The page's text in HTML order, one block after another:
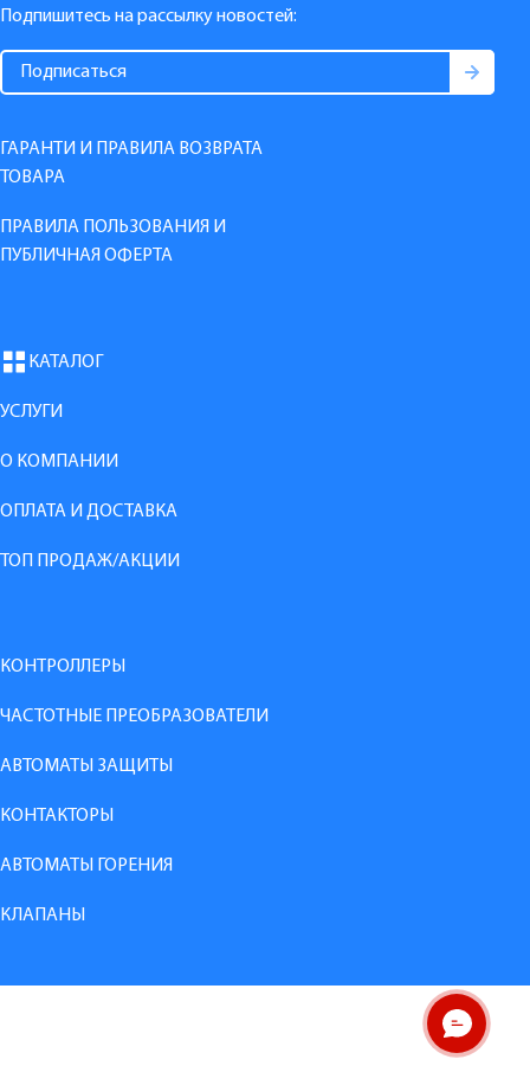
Подпишитесь на рассылку новостей:
ГАРАНТИ И ПРАВИЛА ВОЗВРАТА
ТОВАРА
ПРАВИЛА ПОЛЬЗОВАНИЯ И
ПУБЛИЧНАЯ ОФЕРТА
КАТАЛОГ
УСЛУГИ
О КОМПАНИИ
ОПЛАТА И ДОСТАВКА
ТОП ПРОДАЖ/АКЦИИ
КОНТРОЛЛЕРЫ
ЧАСТОТНЫЕ ПРЕОБРАЗОВАТЕЛИ
АВТОМАТЫ ЗАЩИТЫ
КОНТАКТОРЫ
АВТОМАТЫ ГОРЕНИЯ
КЛАПАНЫ